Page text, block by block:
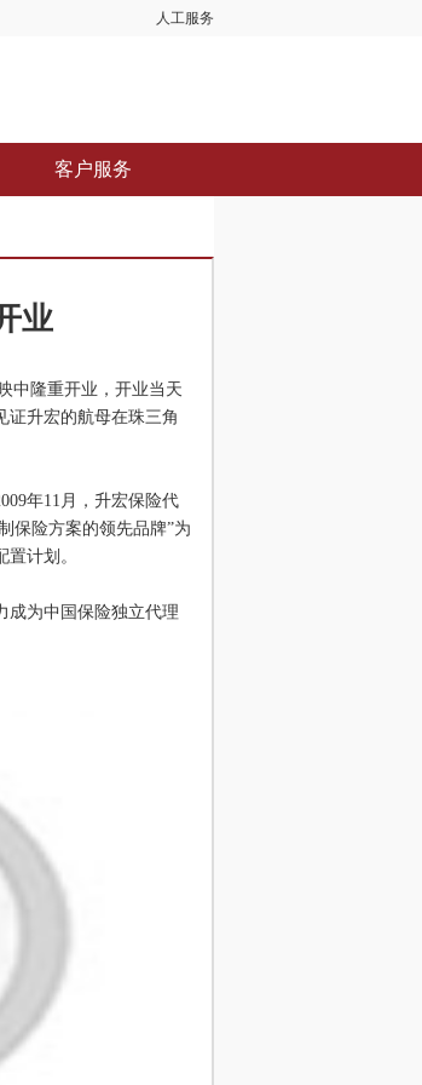
人工服务
客户服务
业
中隆重开业，开业当天
证升宏的航母在珠三角
年11月，升宏保险代
保险方案的领先品牌”为
计划。
为中国保险独立代理